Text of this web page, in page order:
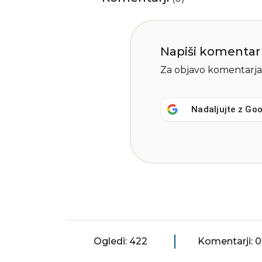
Napiši komentar
Za objavo
Nadaljujte z
Ogledi: 422 Komentarji: 0